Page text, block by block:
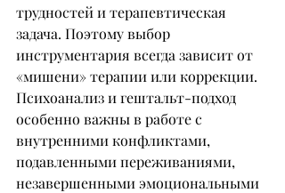
трудностей и терапевтическая
задача. Поэтому выбор
инструментария всегда зависит от
«мишени» терапии или коррекции.
Психоанализ и гештальт-подход
особенно важны в работе с
внутренними конфликтами,
подавленными переживаниями,
незавершенными эмоциональными